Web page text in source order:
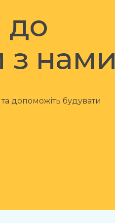
до
з нами
допоможіть будувати